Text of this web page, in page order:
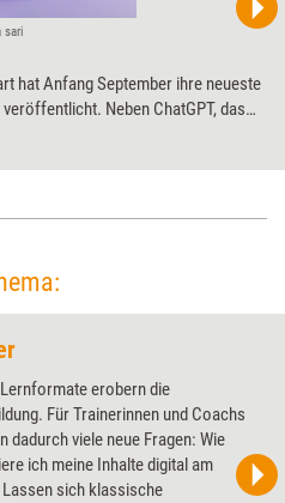
sari
hat Anfang September ihre neueste
Neben ChatGPT, das
erobern die
Für Trainerinnen und Coachs
dadurch viele neue Fragen: Wie
ich meine Inhalte digital am
Lassen sich klassische